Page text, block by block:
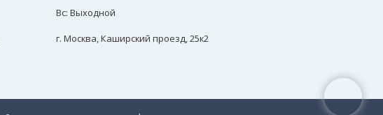
Вс: Выходной
г. Москва,Каширский проезд, 25к2